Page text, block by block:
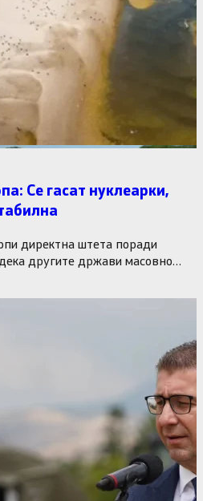
Се гасат нуклеарки,
директна штета поради
другите држави масовно